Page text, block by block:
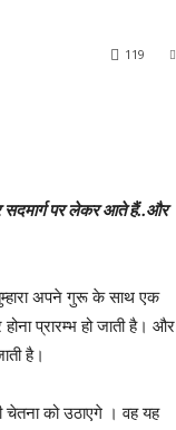
119
पर लेकर आते हैं..और
अपने गुरू के साथ एक
प्रारम्भ हो जाती है। और
है।
चेतना को उठाएगे । वह यह